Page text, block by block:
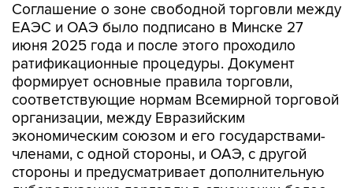
Соглашение о зоне свободной торговли между
ЕАЭС и ОАЭ было подписано в Минске 27
июня 2025 года и после этого проходило
ратификационные процедуры. Документ
формирует основные правила торговли,
соответствующие нормам Всемирной торговой
организации, между Евразийским
экономическим союзом и его государствами-
членами, с одной стороны, и ОАЭ, с другой
стороны и предусматривает дополнительную